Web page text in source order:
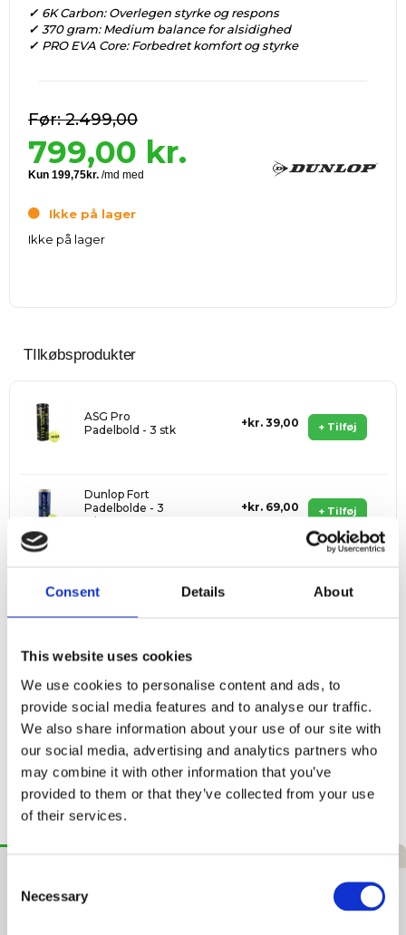
Consent Details About
This website uses cookies
We use cookies to personalise content and ads, to
provide social media features and to analyse our traffic.
We also share information about your use of our site with
our social media, advertising and analytics partners who
may combine it with other information that you’ve
provided to them or that they’ve collected from your use
of their services.
Selection
Necessary
✓ 6K Carbon: Overlegen styrke og respons
✓ 370 gram: Medium balance for alsidighed
✓ PRO EVA Core: Forbedret komfort og styrke
2.499,00
799,00 kr.
Ikke på lager
Ikke på lager
TIlkøbsprodukter
+ Tilføj
ASG Pro
Padelbold - 3 stk
kr. 39,00
+ Tilføj
Dunlop Fort
Padelbolde - 3
stk
kr. 69,00
+ Tilføj
Diadora Padel
Taske - Gul
Fri fragt
Hurtig levering
365 dages returret
Tryg handel
Dunlop Galactica Padelbat